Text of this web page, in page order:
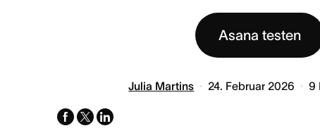
Asana testen
Julia Martins 24. Februar 2026 9
facebook
x-
linkedin